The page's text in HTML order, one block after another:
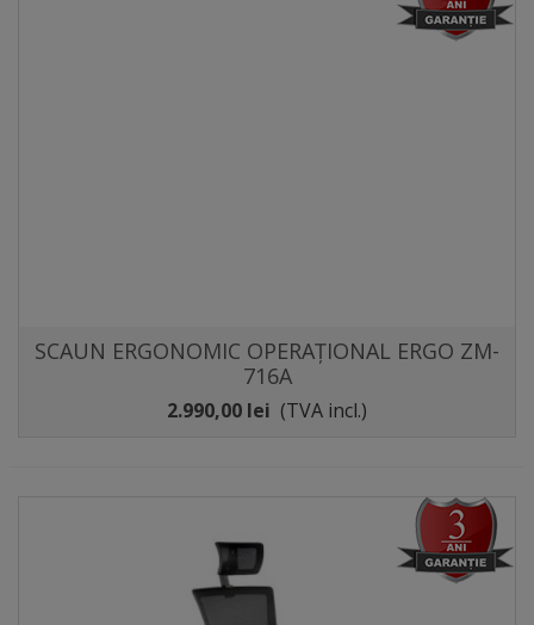
SCAUN ERGONOMIC OPERAȚIONAL ERGO ZM-
716A
2.990,00 lei (TVA incl.)